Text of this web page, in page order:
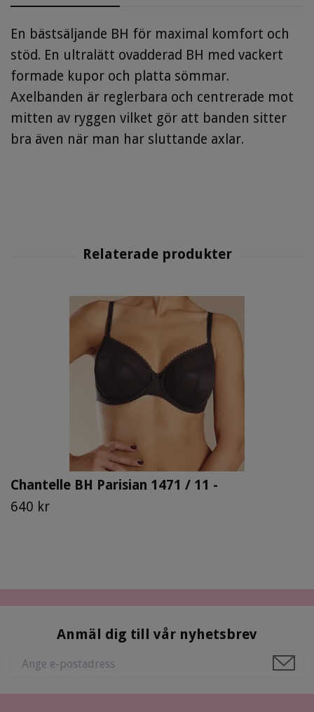
En bästsäljande BH för maximal komfort och
stöd. En ultralätt ovadderad BH med vackert
formade kupor och platta sömmar.
Axelbanden är reglerbara och centrerade mot
mitten av ryggen vilket gör att banden sitter
bra även när man har sluttande axlar.
Chantelle BH Parisian 1471 / 11 -
640 kr
Anmäl dig till vår nyhetsbrev